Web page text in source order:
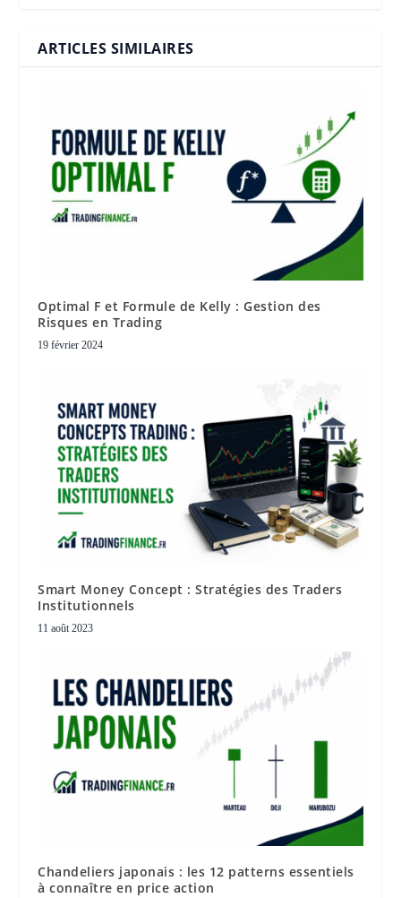
ARTICLES SIMILAIRES
Optimal F et Formule de Kelly : Gestion des
Risques en Trading
19 février 2024
Smart Money Concept : Stratégies des Traders
Institutionnels
11 août 2023
Chandeliers japonais : les 12 patterns essentiels
à connaître en price action